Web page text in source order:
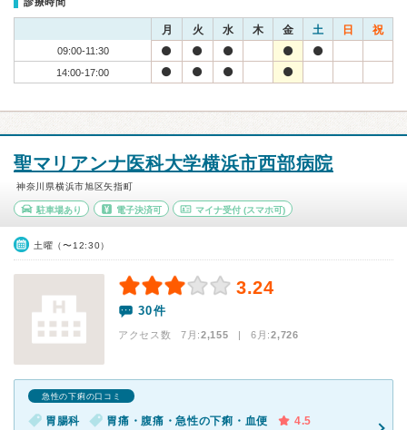
月 火 水 木 金 土 日 祝
09:00-11:30
14:00-17:00
聖マリアンナ医科大学横浜市西部病院
神奈川県横浜市旭区矢指町
駐車場あり 電子決済可 マイナ受付 (スマホ可)
土曜（〜12:30）
3.24
30件
アクセス数 7月:2,155 | 6月:2,726
急性の下痢の口コミ
胃腸科 胃痛・腹痛・急性の下痢・血便
4.5